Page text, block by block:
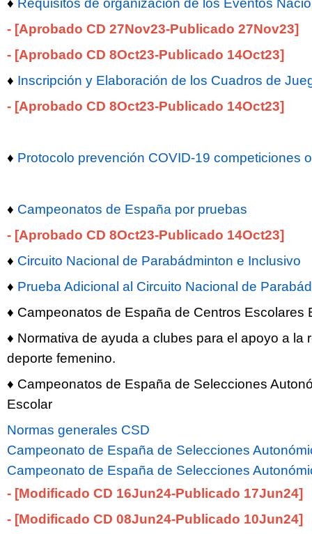
♦ Requisitos de organización de los Eventos
- [Aprobado CD 27Nov23-Publicado 27Nov23]
- [Aprobado CD 8Oct23-Publicado 14Oct23]
♦ Inscripción y Elaboración de los Cuadros de
- [Aprobado CD 8Oct23-Publicado 14Oct23]
♦ Protocolo prevención COVID-19 competiciones
♦ Campeonatos de España por pruebas
- [Aprobado CD 8Oct23-Publicado 14Oct23]
♦ Circuito Nacional de Parabádminton e Inclusivo
♦ Prueba Adicional al Circuito Nacional de
♦ Campeonatos de España de Centros Escolares
♦ Normativa de ayuda a clubes para el apoyo a la
deporte femenino.
♦ Campeonatos de España de Selecciones
Escolar
Normas generales CSD
Campeonato de España de Selecciones
Campeonato de España de Selecciones
- [Modificado CD 16Jun24-Publicado 17Jun24]
- [Modificado CD 08Jun24-Publicado 10Jun24]